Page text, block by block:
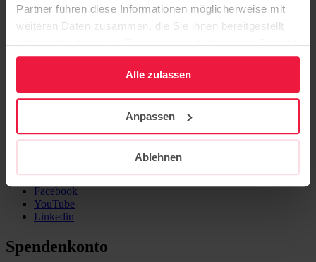
Partner führen diese Informationen möglicherweise mit
weiteren Daten zusammen, die Sie ihnen bereitgestellt
haben oder die sie im Rahmen Ihrer Nutzung der Dienste
gesammelt haben.
Alle zulassen
Anpassen
Ablehnen
Ausbildung
Karriere
Über uns
Kontakt
Instagram
Facebook
YouTube
Linkedin
Spendenkonto